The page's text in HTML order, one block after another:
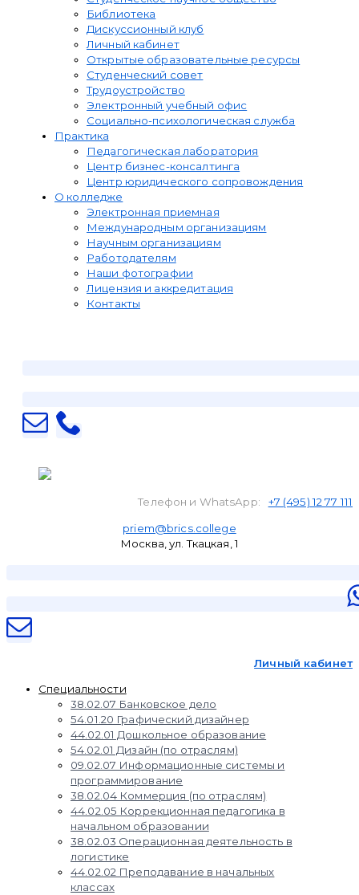
Библиотека
Дискуссионный клуб
Личный кабинет
Открытые образовательные ресурсы
Студенческий совет
Трудоустройство
Электронный учебный офис
Социально-психологическая служба
Практика
Педагогическая лаборатория
Центр бизнес-консалтинга
Центр юридического сопровождения
О колледже
Электронная приемная
Международным организациям
Научным организациям
Работодателям
Наши фотографии
Лицензия и аккредитация
Контакты
Телефон и WhatsApp: +7 (495) 12 77 111
priem@brics.college
Москва, ул. Ткацкая, 1
Личный кабинет
Специальности
38.02.07 Банковское дело
54.01.20 Графический дизайнер
44.02.01 Дошкольное образование
54.02.01 Дизайн (по отраслям)
09.02.07 Информационные системы и
программирование
38.02.04 Коммерция (по отраслям)
44.02.05 Коррекционная педагогика в
начальном образовании
38.02.03 Операционная деятельность в
логистике
44.02.02 Преподавание в начальных
классах